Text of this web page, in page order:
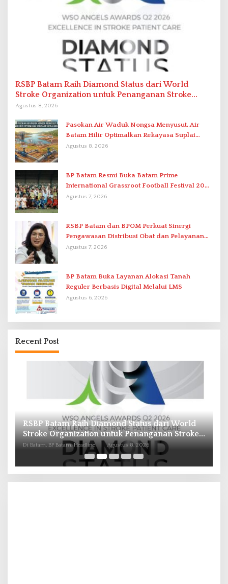
RSBP Batam Raih Diamond Status dari World
Stroke Organization untuk Penanganan Stroke
Berstandar Internasional
Agustus 8, 2026
Pasokan Air Waduk Nongsa Menyusut, Air
Batam Hilir Optimalkan Rekayasa Suplai
Antar-IPAM
Agustus 8, 2026
BP Batam Resmi Buka Batam Prime
International Grassroot Football Festival 2026
di Stadion Temenggung Abdul Jamal
Agustus 7, 2026
RSBP Batam dan BPOM Perkuat Sinergi
Pengawasan Distribusi Obat dan Pelayanan
Kefarmasian
Agustus 7, 2026
BP Batam Buka Layanan Alokasi Tanah
Reguler Berbasis Digital Melalui LMS
Agustus 6, 2026
Recent Post
Pasokan Air Waduk Nongsa Menyusut, Air
Batam Hilir Optimalkan Rekayasa Suplai Antar-
IPAM
Di Batam, BP Batam, Headline Agustus 8, 2026